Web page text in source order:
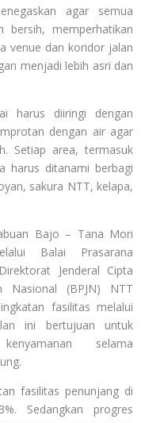
agar semua
bersih, memperhatikan
venue dan koridor jalan
menjadi lebih asri dan
harus diiringi dengan
dengan air agar
Setiap area, termasuk
harus ditanami berbagi
sakura NTT, kelapa,
Bajo – Tana Mori
Balai Prasarana
Jenderal Cipta
Nasional (BPJN) NTT
fasilitas melalui
ini bertujuan untuk
selama
fasilitas penunjang di
Sedangkan progres